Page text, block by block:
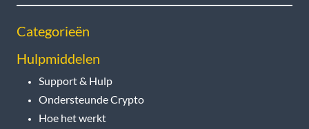
Categorieën
Hulpmiddelen
Support & Hulp
Ondersteunde Crypto
Hoe het werkt